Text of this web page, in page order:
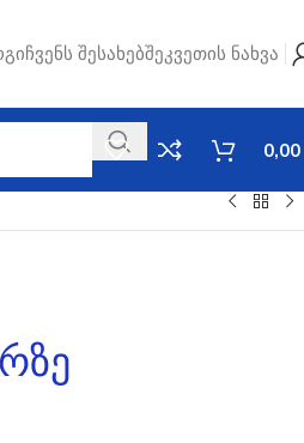
Ჩვენს ᲨესახებᲨეკვეთის Ნახვა
0,00